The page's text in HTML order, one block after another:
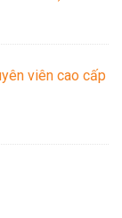
viên cao cấp